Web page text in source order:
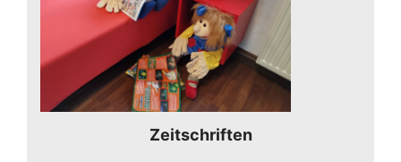
Zeitschriften